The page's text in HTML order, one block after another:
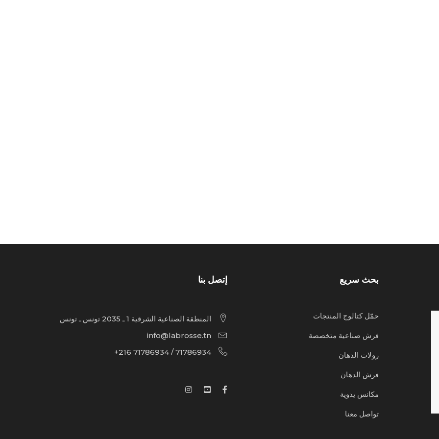
إتصل بنا
المنطقة الصناعية الشرقية 1 ـ 2035 تونس ـ تونس
info@labrosse.tn
71786934 / 71786934 216+
بحث سريع
حمّل كتالوج المنتجات
فرش صناعية متخصصة
رولات الدهان
فرش الدهان
مكانس يدوية
تواصل معنا